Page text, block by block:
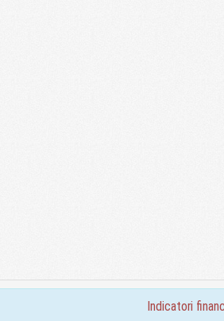
indicatori